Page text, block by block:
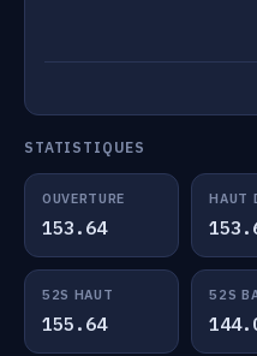
STATISTIQUES
OUVERTURE
153.64
HAUT
52S HAUT
155.64
52S